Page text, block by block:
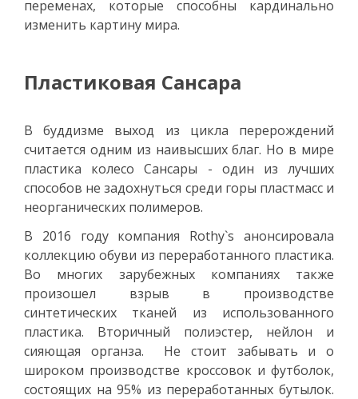
переменах, которые способны кардинально
изменить картину мира.
Пластиковая Сансара
В буддизме выход из цикла перерождений
считается одним из наивысших благ. Но в мире
пластика колесо Сансары - один из лучших
способов не задохнуться среди горы пластмасс и
неорганических полимеров.
В 2016 году компания Rothy`s анонсировала
коллекцию обуви из переработанного пластика.
Во многих зарубежных компаниях также
произошел взрыв в производстве
синтетических тканей из использованного
пластика. Вторичный полиэстер, нейлон и
сияющая органза. Не стоит забывать и о
широком производстве кроссовок и футболок,
состоящих на 95% из переработанных бутылок.